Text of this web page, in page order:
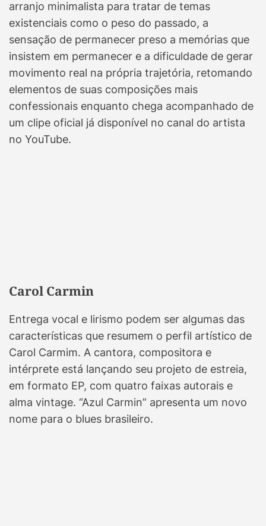
arranjo minimalista para tratar de temas
existenciais como o peso do passado, a
sensação de permanecer preso a memórias que
insistem em permanecer e a dificuldade de gerar
movimento real na própria trajetória, retomando
elementos de suas composições mais
confessionais enquanto chega acompanhado de
um clipe oficial já disponível no canal do artista
no YouTube.
Carol Carmin
Entrega vocal e lirismo podem ser algumas das
características que resumem o perfil artístico de
Carol Carmim. A cantora, compositora e
intérprete está lançando seu projeto de estreia,
em formato EP, com quatro faixas autorais e
alma vintage. “Azul Carmin” apresenta um novo
nome para o blues brasileiro.